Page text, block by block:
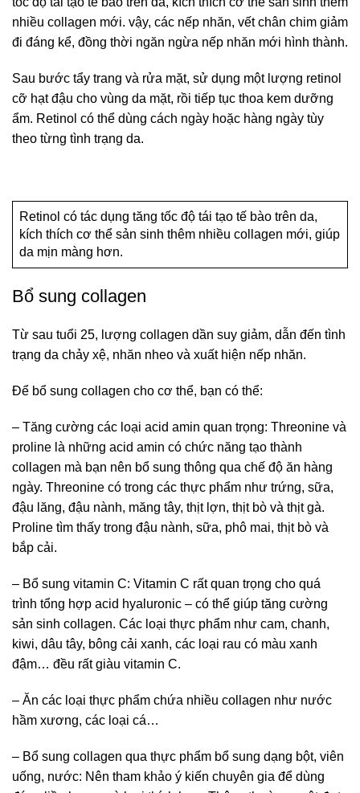
nhiều collagen mới. vậy, các nếp nhăn, vết chân chim giảm
đi đáng kể, đồng thời ngăn ngừa nếp nhăn mới hình thành.
Sau bước tẩy trang và rửa mặt, sử dụng một lượng retinol
cỡ hạt đậu cho vùng da mặt, rồi tiếp tục thoa kem dưỡng
ẩm. Retinol có thể dùng cách ngày hoặc hàng ngày tùy
theo từng tình trạng da.
Retinol có tác dụng tăng tốc độ tái tạo tế bào trên da,
kích thích cơ thể sản sinh thêm nhiều collagen mới, giúp
da mịn màng hơn.
Bổ sung collagen
Từ sau tuổi 25, lượng collagen dần suy giảm, dẫn đến tình
trạng da chảy xệ, nhăn nheo và xuất hiện nếp nhăn.
Để bổ sung collagen cho cơ thể, bạn có thể:
– Tăng cường các loại acid amin quan trọng: Threonine và
proline là những acid amin có chức năng tạo thành
collagen mà bạn nên bổ sung thông qua chế độ ăn hàng
ngày. Threonine có trong các thực phẩm như trứng, sữa,
đậu lăng, đậu nành, măng tây, thịt lợn, thịt bò và thịt gà.‏
Proline tìm thấy trong đậu nành, sữa, phô mai, thịt bò và
bắp cải.
– Bổ sung vitamin C: Vitamin C rất quan trọng cho quá
trình tổng hợp acid hyaluronic – có thể giúp tăng cường
sản sinh collagen. Các loại thực phẩm như cam, chanh,
kiwi, dâu tây, bông cải xanh, các loại rau có màu xanh
đậm… đều rất giàu vitamin C.
– Ăn các loại thực phẩm chứa nhiều collagen như nước
hầm xương, các loại cá…
– Bổ sung collagen qua thực phẩm bổ sung dạng bột, viên
uống, nước: Nên tham khảo ý kiến chuyên gia để dùng